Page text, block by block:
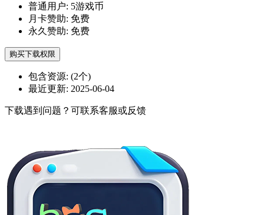
普通用户: 5游戏币
月卡赞助: 免费
永久赞助: 免费
购买下载权限
包含资源: (2个)
最近更新: 2025-06-04
下载遇到问题？可联系客服或反馈